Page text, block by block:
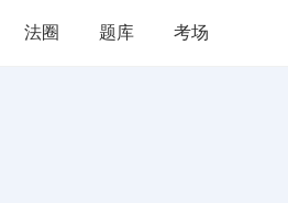
法圈 题库 考场